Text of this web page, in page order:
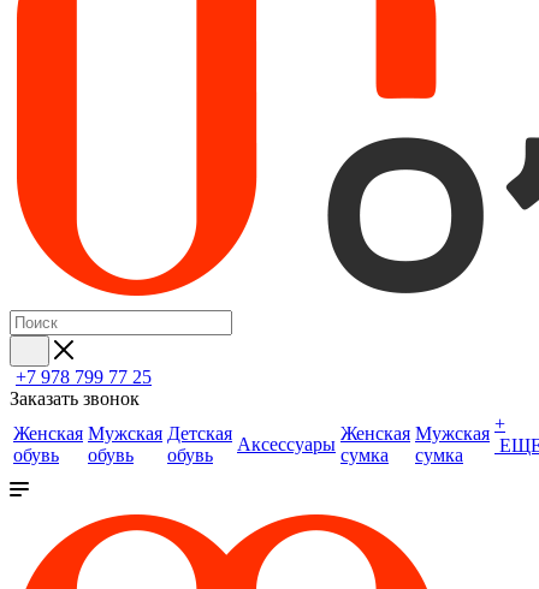
+7 978 799 77 25
Заказать звонок
Женская
обувь
Мужская
обувь
Детская
обувь
Аксессуары
Женская
сумка
Мужская
сумка
+